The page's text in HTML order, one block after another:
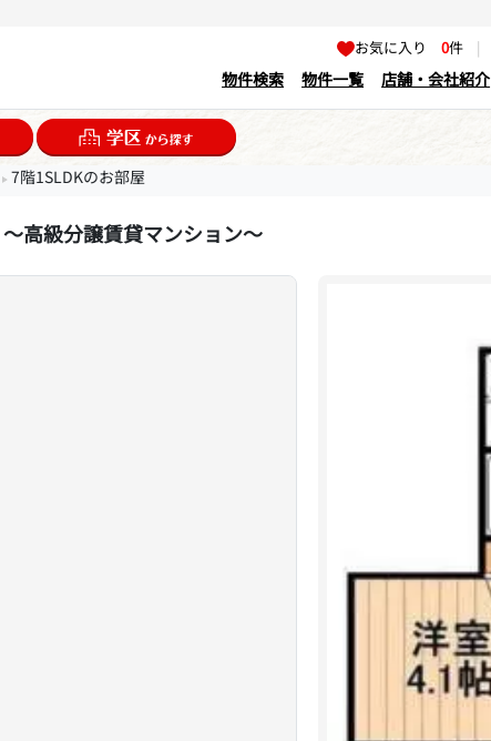
お気に入り0件 |
物件検索 物件一覧 店舗・会社紹介
7階1SLDKのお部屋
高級分譲賃貸マンション～